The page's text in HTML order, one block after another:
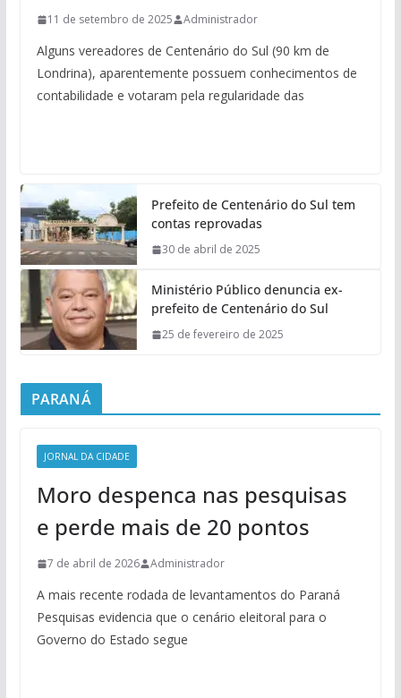
11 de setembro de 2025 Administrador
Alguns vereadores de Centenário do Sul (90 km de
Londrina), aparentemente possuem conhecimentos de
contabilidade e votaram pela regularidade das
Prefeito de Centenário do Sul tem
contas reprovadas
30 de abril de 2025
Ministério Público denuncia ex-
prefeito de Centenário do Sul
25 de fevereiro de 2025
PARANÁ
JORNAL DA CIDADE
Moro despenca nas pesquisas
e perde mais de 20 pontos
7 de abril de 2026 Administrador
A mais recente rodada de levantamentos do Paraná
Pesquisas evidencia que o cenário eleitoral para o
Governo do Estado segue